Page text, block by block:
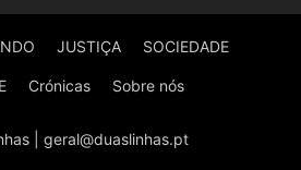
JUSTIÇA SOCIEDADE
Crónicas Sobre nós
| geral@duaslinhas.pt